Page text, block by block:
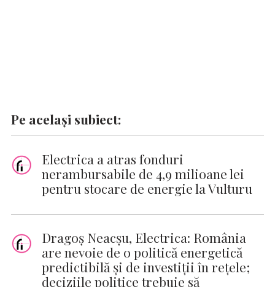
Pe același subiect:
Electrica a atras fonduri
nerambursabile de 4,9 milioane lei
pentru stocare de energie la Vulturu
Dragoș Neacșu, Electrica: România
are nevoie de o politică energetică
predictibilă și de investiții în rețele;
deciziile politice trebuie să